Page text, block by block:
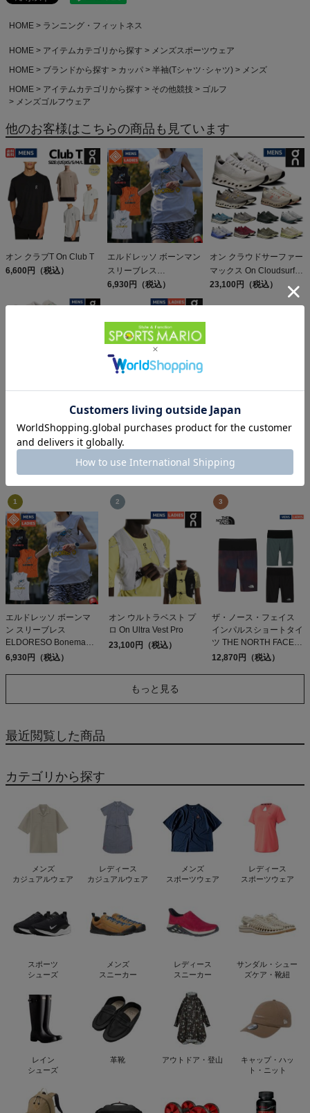
HOME ランニング・フィットネス
HOME アイテムカテゴリから探す
メンズスポーツウェア
HOME
ブランドから探す カッパ 半袖(Tシャツ･シャツ)
メンズ
HOME
アイテムカテゴリから探す その他競技
ゴルフ
メンズゴルフウェア
他のお客様はこちらの商品も見ています
オン クラブT On Club T
6,600円（税込）
エルドレッソ ボーンマン
スリーブレス
ELDORESO Boneman
6,930円（税込）
オン クラウドサーファー
マックス On Cloudsurfer
Max
23,100円（税込）
オン クラウドモンスター
24,200円（税込）
オン ウルトラベスト プ
23,100円（税込）
同じカテゴリのおすすめ商品
エルドレッソ ボーンマ
ン スリーブレス
ELDORESO Boneman
Sleeveless
6,930円（税込）
オン ウルトラベスト プ
ロ On Ultra Vest Pro
23,100円（税込）
ザ・ノース・フェイス
インパルスショートタイ
ツ THE NORTH FACE
Impulse Short Tights GD
12,870円（税込）
もっと見る
最近閲覧した商品
カテゴリから探す
メンズ
カジュアルウェア
レディース
カジュアルウェア
メンズ
スポーツウェア
レディース
スポーツウェア
スポーツ
シューズ
メンズ
スニーカー
レディース
スニーカー
サンダル・シュー
ズケア・靴紐
レイン
シューズ
革靴 アウトドア・登山
キャップ・ハッ
ト・ニット